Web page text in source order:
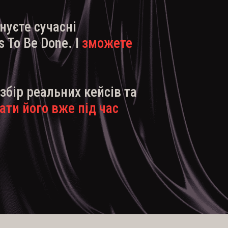
сучасні
Be Done. І зможете
реальних кейсів та
його вже під час